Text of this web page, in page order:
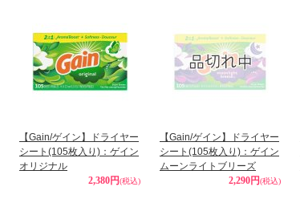
【Gain/ゲイン】ドライヤー
シート(105枚入り)：ゲイン
オリジナル
2,380円(税込)
【Gain/ゲイン】ドライヤー
シート(105枚入り)：ゲイン
ムーンライトブリーズ
2,290円(税込)